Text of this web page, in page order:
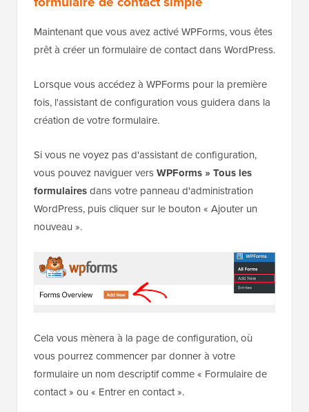
Maintenant que vous avez activé WPForms, vous êtes
prêt à créer un formulaire de contact dans WordPress.
Lorsque vous accédez à WPForms pour la première
fois, l'assistant de configuration vous guidera dans la
création de votre formulaire.
Si vous ne voyez pas d'assistant de configuration,
vous pouvez naviguer versWPForms » Tous les
formulairesdans votre panneau d'administration
WordPress, puis cliquer sur le bouton « Ajouter un
nouveau ».
Cela vous mènera à la page de configuration, où
vous pourrez commencer par donner à votre
formulaire un nom descriptif comme « Formulaire de
contact » ou « Entrer en contact ».